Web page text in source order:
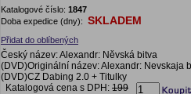
Katalogové číslo: 1847
Doba expedice (dny): SKLADEM
Přidat do oblíbených
Český název: Alexandr: Něvská bitva
(DVD)Originální název: Alexandr: Nevskaja
(DVD)CZ Dabing 2.0 + Titulky
Katalogová cena s DPH: 199